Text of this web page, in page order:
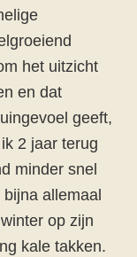
het uitzicht
en dat
geeft,
2 jaar terug
minder snel
allemaal
op zijn
kale takken.